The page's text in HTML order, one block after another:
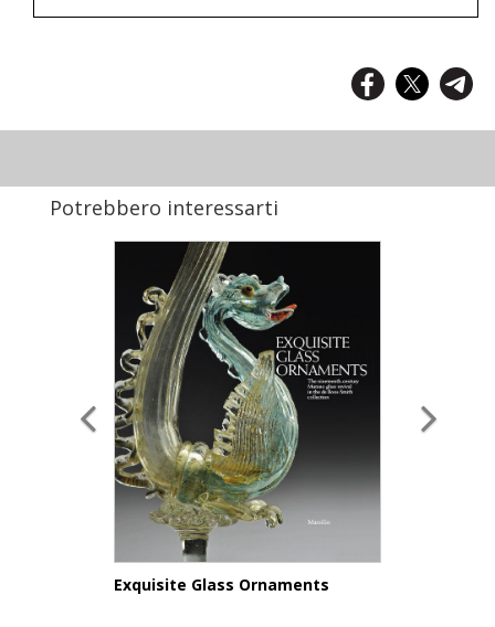
Potrebbero interessarti
Exquisite Glass Ornaments